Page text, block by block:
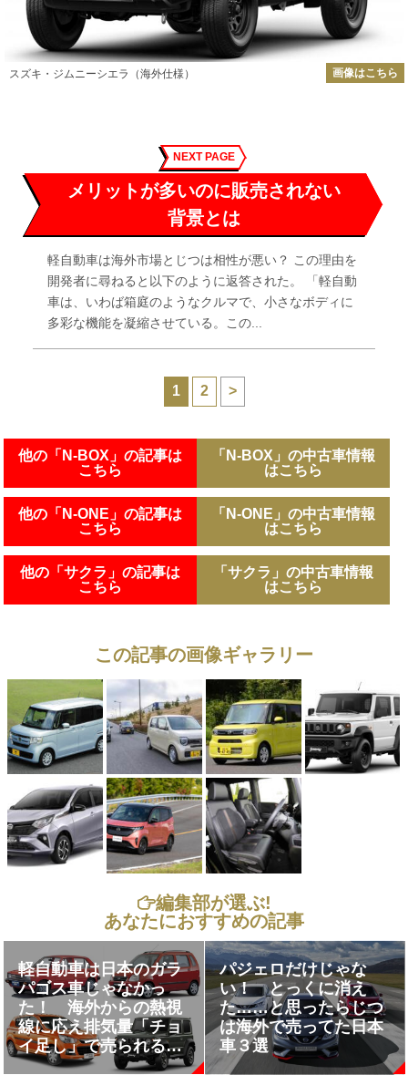
スズキ・ジムニーシエラ（海外仕様） 画像はこちら
NEXT PAGE
メリットが多いのに販売されない
背景とは
軽自動車は海外市場とじつは相性が悪い？ この理由を
開発者に尋ねると以下のように返答された。 「軽自動
車は、いわば箱庭のようなクルマで、小さなボディに
多彩な機能を凝縮させている。この...
1 2 >
他の「N-BOX」の記事は
こちら
他の「N-ONE」の記事は
こちら
他の「サクラ」の記事は
こちら
「N-BOX」の中古車情報
はこちら
「N-ONE」の中古車情報
はこちら
「サクラ」の中古車情報
はこちら
この記事の画像ギャラリー
編集部が選ぶ!
あなたにおすすめの記事
軽自動車は日本のガラ
パゴス車じゃなかっ
た！ 海外からの熱視
線に応え排気量「チョ
イ足し」で売られるＫ
カーたち
パジェロだけじゃな
い！ とっくに消え
た……と思ったらじつ
は海外で売ってた日本
車３選